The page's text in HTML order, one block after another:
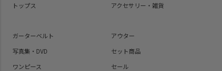
トップス
アクセサリー・雑貨
ガーターベルト
写真集・DVD
ワンピース
アウター
セット商品
セール